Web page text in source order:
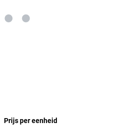
Prijs per eenheid